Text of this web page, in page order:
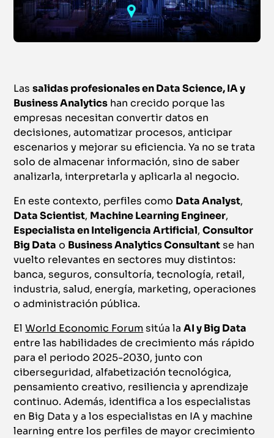
Lassalidas profesionales en Data Science, IA y
Business Analytics han crecido porque las
empresas necesitan convertir datos en
decisiones, automatizar procesos, anticipar
escenarios y mejorar su eficiencia. Ya no se trata
solo de almacenar información, sino de saber
analizarla, interpretarla y aplicarla al negocio.
En este contexto, perfiles como Data Analyst,
Data Scientist, Machine Learning Engineer,
Especialista en Inteligencia Artificial,Consultor
Big Data o Business Analytics Consultantse han
vuelto relevantes en sectores muy distintos:
banca, seguros, consultoría, tecnología, retail,
industria, salud, energía, marketing, operaciones
o administración pública.
ElWorld Economic Forumsitúa laAI y Big Data
entre las habilidades de crecimiento más rápido
para el periodo 2025-2030, junto con
ciberseguridad, alfabetización tecnológica,
pensamiento creativo, resiliencia y aprendizaje
continuo. Además, identifica a los especialistas
en Big Data y a los especialistas en IA y machine
learning entre los perfiles de mayor crecimiento